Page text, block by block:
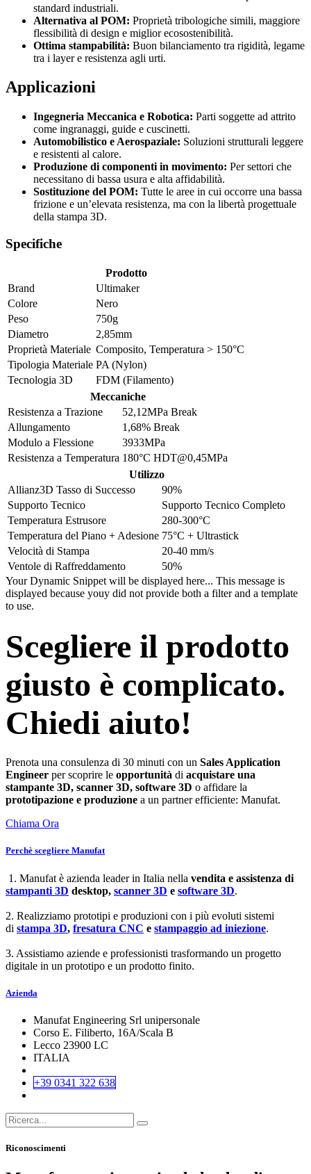
standard industriali.
Alternativa al POM: Proprietà tribologiche simili, maggiore
flessibilità di design e miglior ecosostenibilità.
Ottima stampabilità: Buon bilanciamento tra rigidità, legame
tra i layer e resistenza agli urti.
Applicazioni
Ingegneria Meccanica e Robotica: Parti soggette ad attrito
come ingranaggi, guide e cuscinetti.
Automobilistico e Aerospaziale: Soluzioni strutturali leggere
e resistenti al calore.
Produzione di componenti in movimento: Per settori che
necessitano di bassa usura e alta affidabilità.
Sostituzione del POM: Tutte le aree in cui occorre una bassa
frizione e un’elevata resistenza, ma con la libertà progettuale
della stampa 3D.
Specifiche
Prodotto
Brand
Ultimaker
Colore
Nero
Peso
750g
Diametro
2,85mm
Proprietà Materiale Composito, Temperatura > 150°C
Tipologia Materiale PA (Nylon)
Tecnologia 3D
FDM (Filamento)
Meccaniche
Resistenza a Trazione
52,12MPa Break
Allungamento
1,68% Break
Modulo a Flessione
3933MPa
Resistenza a Temperatura 180°C HDT@0,45MPa
Utilizzo
Allianz3D Tasso di Successo
90%
Supporto Tecnico
Supporto Tecnico Completo
Temperatura Estrusore
280-300°C
Temperatura del Piano + Adesione 75°C + Ultrastick
Velocità di Stampa
20-40 mm/s
Ventole di Raffreddamento
50%
Your Dynamic Snippet will be displayed here... This message is
displayed because youy did not provide both a filter and a template
to use.
Scegliere il prodotto
giusto è complicato.
Chiedi aiuto!
Prenota una consulenza di 30 minuti con un Sales Application
Engineer per scoprire le opportunità di acquistare una
stampante 3D, scanner 3D, software 3D o affidare la
prototipazione e produzione a un partner efficiente: Manufat.
Chiama Ora
Perchè scegliere Manufat
1. Manufat è azienda leader in Italia nella vendita e assistenza di
stampanti 3D desktop, scanner 3D e software 3D.
2. Realizziamo prototipi e produzioni con i più evoluti sistemi
di stampa 3D, fresatura CNC e stampaggio ad iniezione.
3. Assistiamo aziende e professionisti trasformando un progetto
digitale in un prototipo e un prodotto finito.
Azienda
Manufat Engineering Srl unipersonale
Corso E. Filiberto, 16A/Scala B
Lecco 23900 LC
ITALIA
+39 0341 322 638
Riconoscimenti